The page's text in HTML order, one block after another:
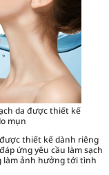
da được thiết kế
mụn
thiết kế dành riêng
ứng yêu cầu làm sạch
làm ảnh hưởng tới tình